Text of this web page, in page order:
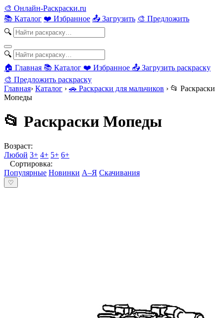
🎨 Онлайн-Раскраски.ru
📚 Каталог ❤️ Избранное 📤 Загрузить 🎨 Предложить
🔍
🔍
🏠 Главная 📚 Каталог ❤️ Избранное 📤 Загрузить раскраску
🎨 Предложить раскраску
Главная› Каталог › 🚗 Раскраски для мальчиков › 📂 Раскраски
Мопеды
📂 Раскраски Мопеды
Возраст:
Любой 3+ 4+ 5+ 6+
Сортировка:
Популярные Новинки А–Я Скачивания
♡